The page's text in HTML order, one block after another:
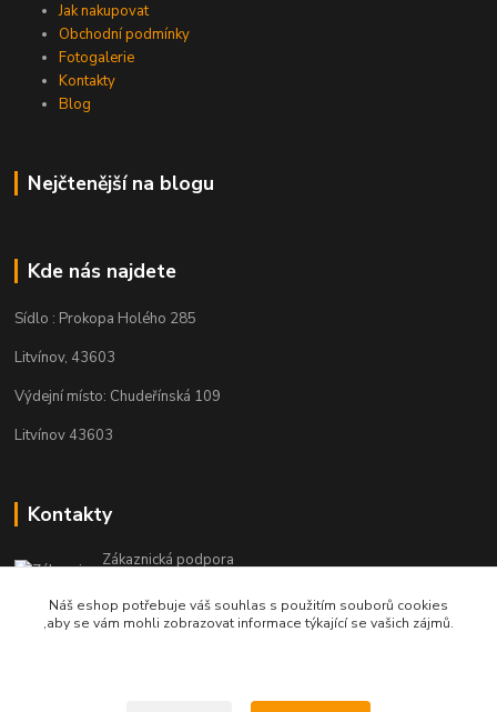
Jak nakupovat
Obchodní podmínky
Fotogalerie
Kontakty
Blog
Nejčtenější na blogu
Kde nás najdete
Sídlo : Prokopa Holého 285
Litvínov, 43603
Výdejní místo: Chudeřínská 109
Litvínov 43603
Kontakty
Zákaznická podpora
(Po-Pá, 8-16 hod.)
Náš eshop potřebuje váš souhlas s použitím souborů cookies
,aby se vám mohli zobrazovat informace týkající se vašich zájmů.